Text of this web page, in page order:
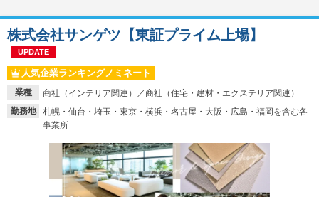
業種
商社（インテリア関連）／商社（住宅・建材・エクステリア関連）
勤務地
札幌・仙台・埼玉・東京・横浜・名古屋・大阪・広島・福岡を含む各
事業所
株式会社サンゲツ【東証プライム上場】
UPDATE
人気企業ランキングノミネート